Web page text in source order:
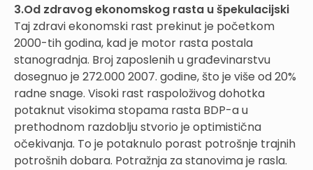
3.Od zdravog ekonomskog rasta u špekulacijski
Taj zdravi ekonomski rast prekinut je početkom
2000-tih godina, kad je motor rasta postala
stanogradnja. Broj zaposlenih u građevinarstvu
dosegnuo je 272.000 2007. godine, što je više od 20%
radne snage. Visoki rast raspoloživog dohotka
potaknut visokima stopama rasta BDP-a u
prethodnom razdoblju stvorio je optimistična
očekivanja. To je potaknulo porast potrošnje trajnih
potrošnih dobara. Potražnja za stanovima je rasla.